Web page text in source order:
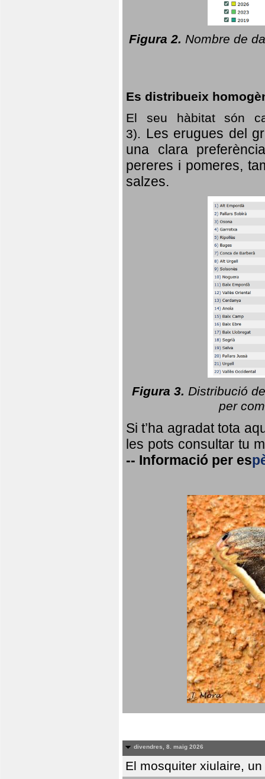
Figura 2. Nombre de
Es distribueix
El seu hàbitat són
3). Les erugues del
una clara
pereres i pomeres,
salzes.
Figura 3. Distribució
per
Si t’ha agradat tota
les pots consultar tu
-- Informació per es
divendres, 8. maig 2026
El mosquiter xiulaire,